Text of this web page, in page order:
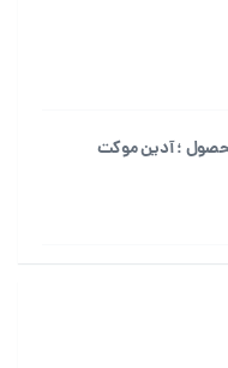
؛ آدین موکت